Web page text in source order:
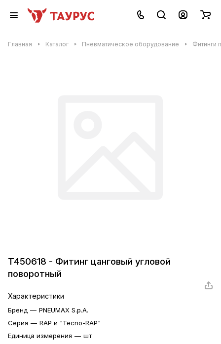
Главная Каталог Пневматическое оборудование Фитинги
T450618 - Фитинг цанговый угловой
поворотный
Характеристики
Бренд — PNEUMAX S.p.A.
Серия — RAP и "Tecno-RAP"
Единица измерения — шт